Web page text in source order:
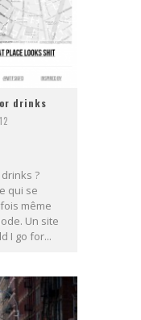
drinks
?
qui se
même
Un site
I go for...